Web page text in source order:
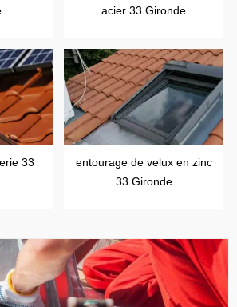
acier 33 Gironde
33
entourage de velux en zinc
33 Gironde